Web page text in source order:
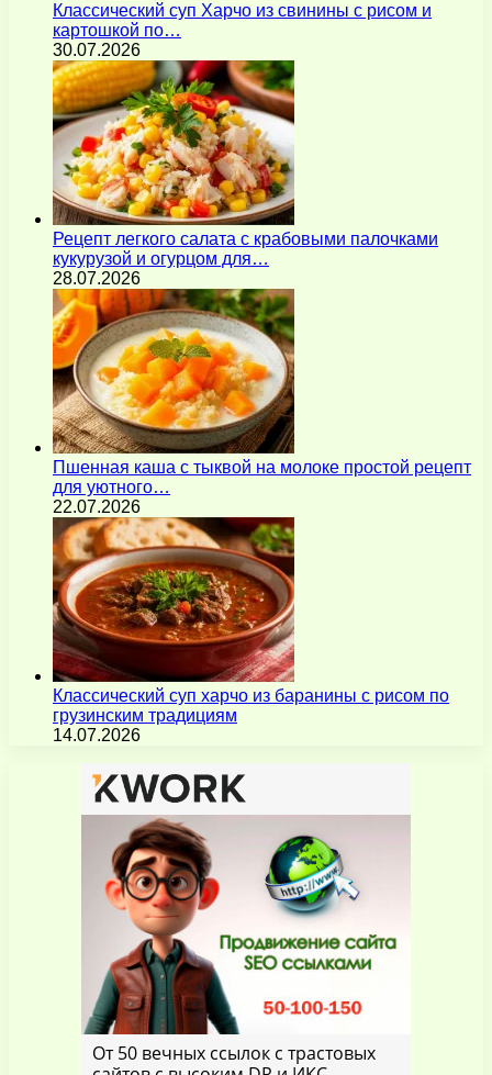
Классический суп Харчо из свинины с рисом и
картошкой по…
30.07.2026
Рецепт легкого салата с крабовыми палочками
кукурузой и огурцом для…
28.07.2026
Пшенная каша с тыквой на молоке простой рецепт
для уютного…
22.07.2026
Классический суп харчо из баранины с рисом по
грузинским традициям
14.07.2026